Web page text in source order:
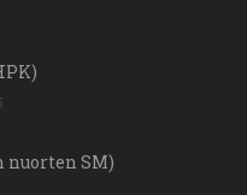
nuorten SM)